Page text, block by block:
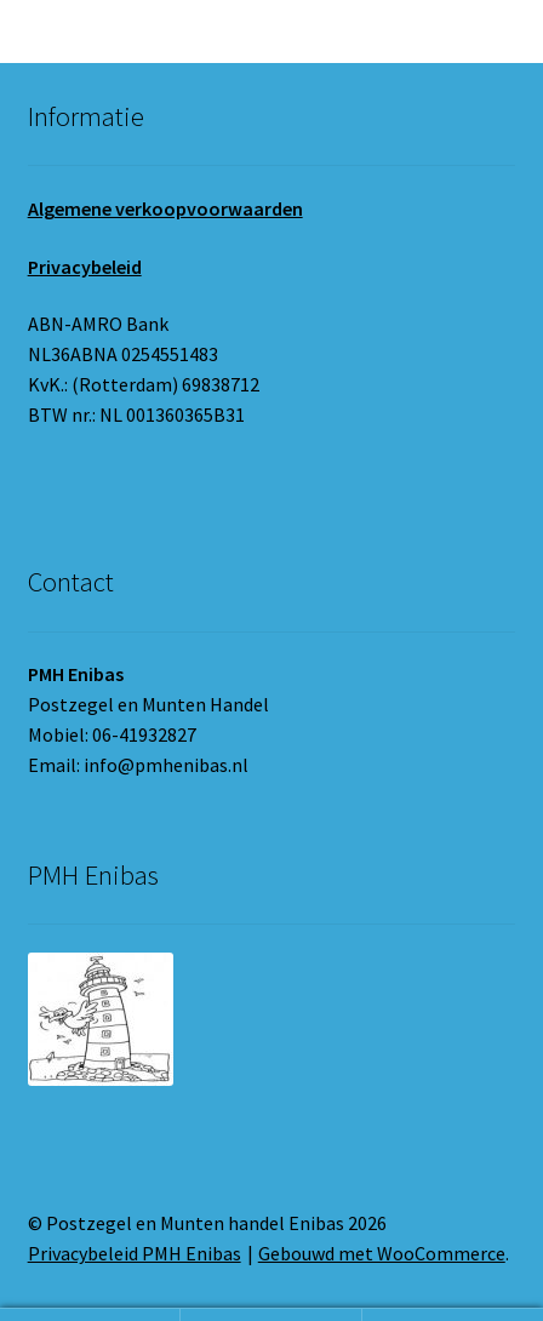
Informatie
Algemene verkoopvoorwaarden
Privacybeleid
ABN-AMRO Bank
NL36ABNA 0254551483
KvK.: (Rotterdam) 69838712
BTW nr.: NL 001360365B31
Contact
PMH Enibas
Postzegel en Munten Handel
Mobiel: 06-41932827
Email: info@pmhenibas.nl
PMH Enibas
© Postzegel en Munten handel Enibas 2026
Privacybeleid PMH Enibas
Gebouwd met WooCommerce.